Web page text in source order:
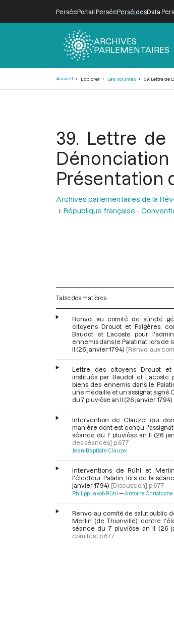
PerséePortail PerséePerséidesData
ARCHIVES
PARLEMENTAIRES
Accueil Explorer Les volumes 39. Lettre de
39. Lettre de
Dénonciation
Présentation
Archives parlementaires de la
République française -
Table des matières
Renvoi au comité de sûreté
citoyens Drouot et Falgères,
Baudot et Lacoste pour
ennemis dans le Palatinat, lors de
II (26 janvier 1794) [Renvoi aux
Lettre des citoyens Drouot et
institués par Baudot et Lacoste
biens des ennemis dans le
une médaille et un assignat signé
du 7 pluviôse an II (26 janvier 1794)
Intervention de Clauzel qui
manière dont est conçu
séance du 7 pluviôse an II (26
des séances] p.677
Jean-Baptiste Clauzel
Interventions de Rühl et
l'électeur Palatin, lors de la
janvier 1794) [Discussion] p.677
Philipp Jakob Rühl Antoine
Renvoi au comité de salut public
Merlin (de Thionville) contre
séance du 7 pluviôse an II (26
comités] p.677